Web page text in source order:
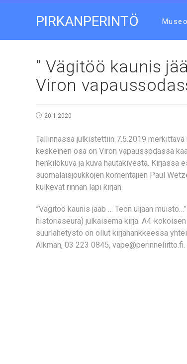
PIRKANPERINTÖ Museo
” Vägitöö kaunis
Viron
20.1.2020
Tallinnassa julkistettiin 7.5.2019
keskeinen osa on Viron vapaussodassa
henkilökuva ja kuva hautakivestä.
suomalaisjoukkojen komentajien Paul
kulkevat rinnan läpi kirjan.
”Vägitöö kaunis jääb … Teon uljaan
historiaseura) julkaisema kirja. A4-
suurlähetystö on ollut kirjahankkeessa
Alkman, 03 223 0845,